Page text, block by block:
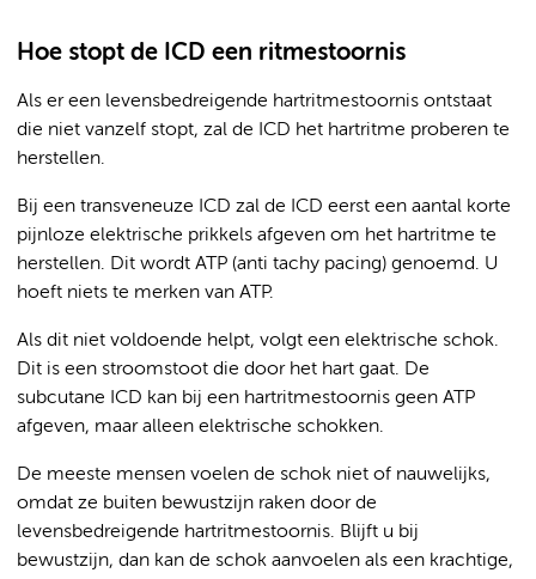
Hoe stopt de ICD een ritmestoornis
Als er een levensbedreigende hartritmestoornis ontstaat
die niet vanzelf stopt, zal de ICD het hartritme proberen te
herstellen.
Bij een transveneuze ICD zal de ICD eerst een aantal korte
pijnloze elektrische prikkels afgeven om het hartritme te
herstellen. Dit wordt ATP (anti tachy pacing) genoemd. U
hoeft niets te merken van ATP.
Als dit niet voldoende helpt, volgt een elektrische schok.
Dit is een stroomstoot die door het hart gaat. De
subcutane ICD kan bij een hartritmestoornis geen ATP
afgeven, maar alleen elektrische schokken.
De meeste mensen voelen de schok niet of nauwelijks,
omdat ze buiten bewustzijn raken door de
levensbedreigende hartritmestoornis. Blijft u bij
bewustzijn, dan kan de schok aanvoelen als een krachtige,